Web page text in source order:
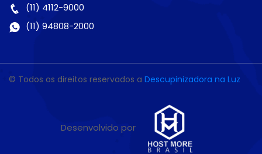
(11) 4112-9000
(11) 94808-2000
© Todos os direitos reservados a Descupinizadora na Luz
Desenvolvido por